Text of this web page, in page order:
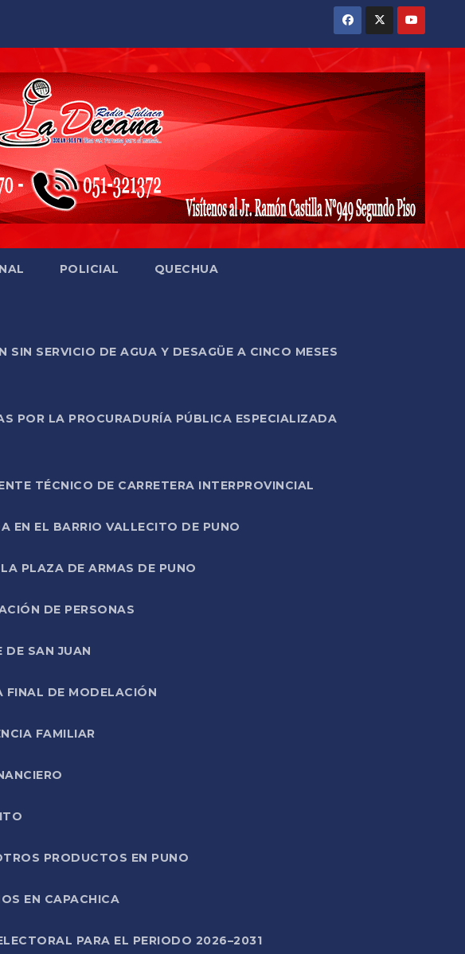
POLICIAL QUECHUA
SERVICIO DE AGUA Y DESAGÜE A CINCO MESES
POR LA PROCURADURÍA PÚBLICA ESPECIALIZADA
TÉCNICO DE CARRETERA INTERPROVINCIAL
EN EL BARRIO VALLECITO DE PUNO
PLAZA DE ARMAS DE PUNO
DE PERSONAS
DE SAN JUAN
FINAL DE MODELACIÓN
FAMILIAR
PRODUCTOS EN PUNO
EN CAPACHICA
PARA EL PERIODO 2026–2031